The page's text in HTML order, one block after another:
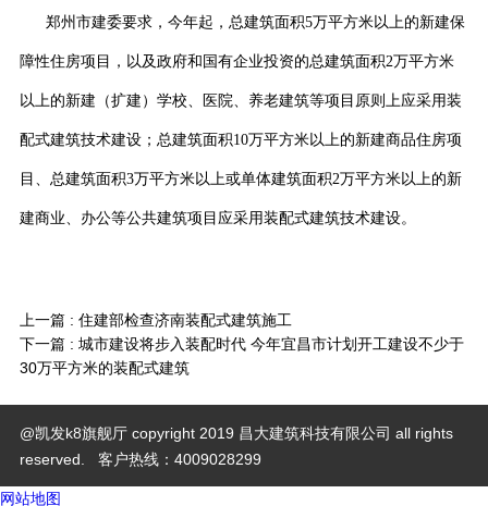
郑州市建委要求，今年起，总建筑面积5万平方米以上的新建保
障性住房项目，以及政府和国有企业投资的总建筑面积2万平方米
以上的新建（扩建）学校、医院、养老建筑等项目原则上应采用装
配式建筑技术建设；总建筑面积10万平方米以上的新建商品住房项
目、总建筑面积3万平方米以上或单体建筑面积2万平方米以上的新
建商业、办公等公共建筑项目应采用装配式建筑技术建设。
上一篇 : 住建部检查济南装配式建筑施工
下一篇 : 城市建设将步入装配时代 今年宜昌市计划开工建设不少于
30万平方米的装配式建筑
@凯发k8旗舰厅 copyright 2019 昌大建筑科技有限公司 all rights
reserved. 客户热线：4009028299
网站地图